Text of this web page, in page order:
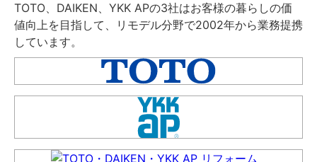
TOTO、DAIKEN、YKK APの3社はお客様の暮らしの価
値向上を目指して、リモデル分野で2002年から業務提携
しています。